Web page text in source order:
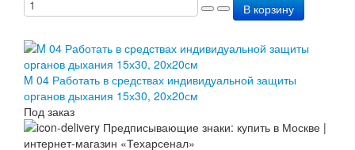
В корзину
M 04 Работать в средствах индивидуальной защиты
органов дыхания 15х30, 20х20см
Под заказ